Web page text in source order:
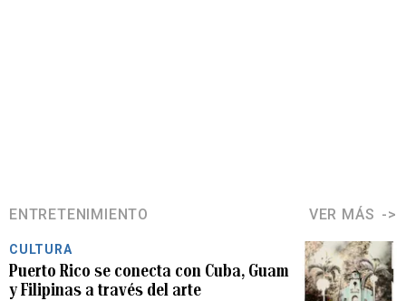
ENTRETENIMIENTO VER MÁS
CULTURA
Puerto Rico se conecta con Cuba, Guam
y Filipinas a través del arte